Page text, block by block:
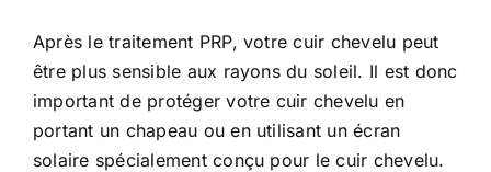
Après le traitement PRP, votre cuir chevelu peut
être plus sensible aux rayons du soleil. Il est donc
important de protéger votre cuir chevelu en
portant un chapeau ou en utilisant un écran
solaire spécialement conçu pour le cuir chevelu.